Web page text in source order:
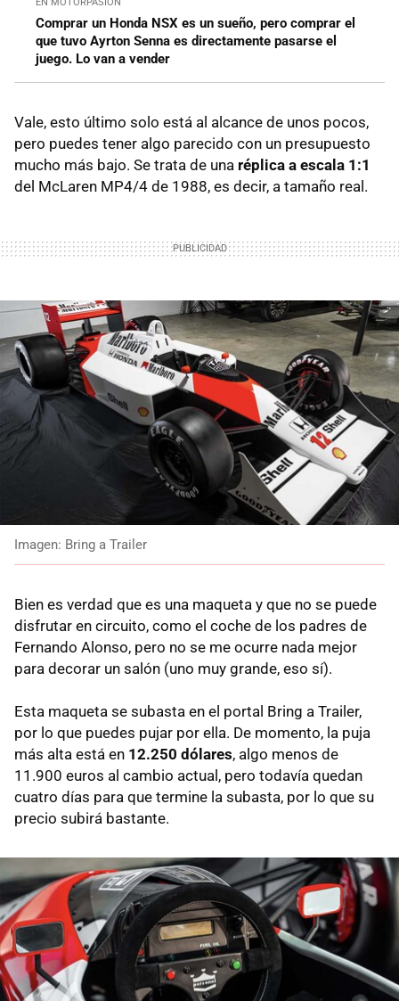
Comprar un Honda NSX es un sueño, pero comprar el
que tuvo Ayrton Senna es directamente pasarse el
juego. Lo van a vender
Vale, esto último solo está al alcance de unos pocos,
pero puedes tener algo parecido con un presupuesto
mucho más bajo. Se trata de una réplica a escala 1:1
del McLaren MP4/4 de 1988, es decir, a tamaño real.
Imagen: Bring a Trailer
Bien es verdad que es una maqueta y que no se puede
disfrutar en circuito, como el coche de los padres de
Fernando Alonso, pero no se me ocurre nada mejor
para decorar un salón (uno muy grande, eso sí).
Esta maqueta se subasta en el portal Bring a Trailer,
por lo que puedes pujar por ella. De momento, la puja
más alta está en 12.250 dólares, algo menos de
11.900 euros al cambio actual, pero todavía quedan
cuatro días para que termine la subasta, por lo que su
precio subirá bastante.